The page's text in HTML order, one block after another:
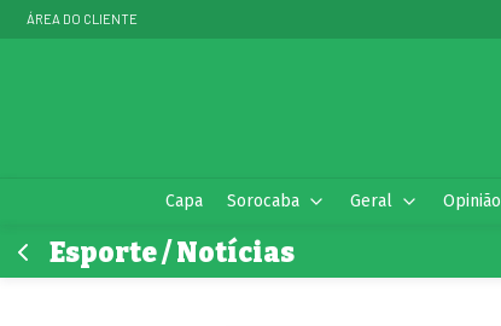
ÁREA DO CLIENTE
Capa Sorocaba Geral Opinião
Esporte / Notícias